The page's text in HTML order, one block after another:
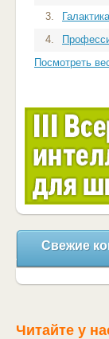
3.
4.
Посмотреть
Свежие
Читайте у